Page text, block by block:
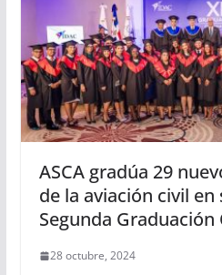
ASCA gradúa 29
de la aviación civil en
Segunda
28 octubre, 2024